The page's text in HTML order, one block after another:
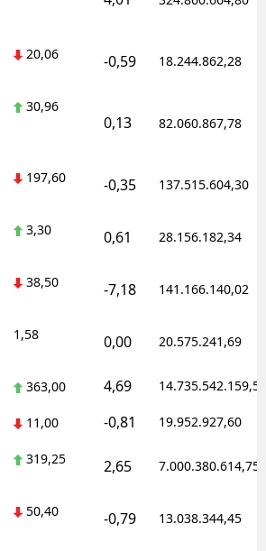
20,06 -0,59 18.244.862,28
30,96
0,13 82.060.867,78
197,60 -0,35 137.515.604,30
3,30 0,61 28.156.182,34
38,50 -7,18 141.166.140,02
1,58 0,00 20.575.241,69
363,00 4,69 14.735.542.159,50
11,00 -0,81 19.952.927,60
319,25 2,65 7.000.380.614,75
50,40 -0,79 13.038.344,45